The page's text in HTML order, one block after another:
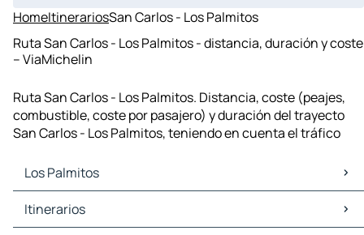
HomeItinerariosSan Carlos - Los Palmitos
Ruta San Carlos - Los Palmitos - distancia, duración y coste
– ViaMichelin
Ruta San Carlos - Los Palmitos. Distancia, coste (peajes,
combustible, coste por pasajero) y duración del trayecto
San Carlos - Los Palmitos, teniendo en cuenta el tráfico
Los Palmitos
Los Palmitos Mapas Planos
Los Palmitos Trafico
Itinerarios